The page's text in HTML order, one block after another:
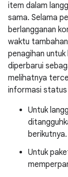
item dalam
sama. Selama
berlangganan
waktu
penagihan
diperbarui
melihatnya
informasi status
Untuk
berikutnya.
Untuk